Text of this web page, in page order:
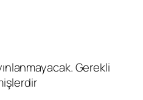
Gerekli